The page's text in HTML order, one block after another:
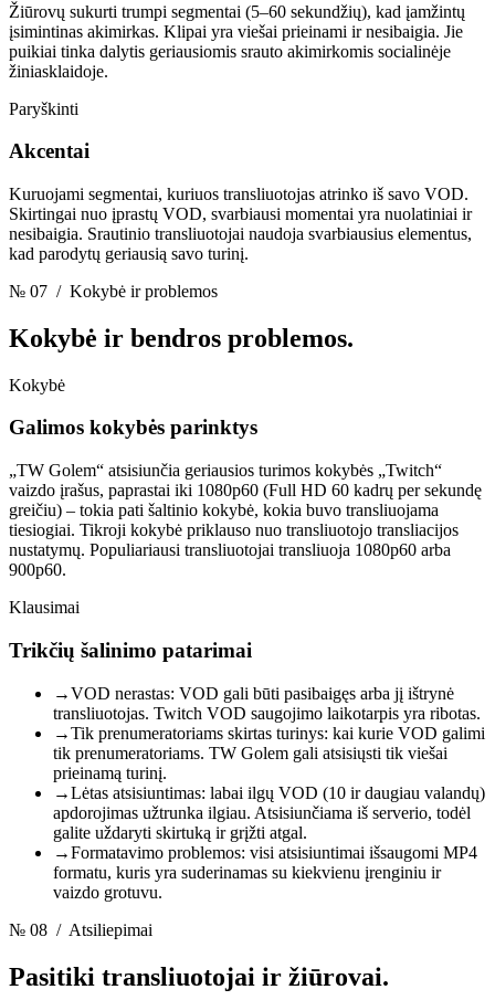
Žiūrovų sukurti trumpi segmentai (5–60 sekundžių), kad įamžintų
įsimintinas akimirkas. Klipai yra viešai prieinami ir nesibaigia. Jie
puikiai tinka dalytis geriausiomis srauto akimirkomis socialinėje
žiniasklaidoje.
Paryškinti
Akcentai
Kuruojami segmentai, kuriuos transliuotojas atrinko iš savo VOD.
Skirtingai nuo įprastų VOD, svarbiausi momentai yra nuolatiniai ir
nesibaigia. Srautinio transliuotojai naudoja svarbiausius elementus,
kad parodytų geriausią savo turinį.
№ 07 / Kokybė ir problemos
Kokybė ir bendros problemos.
Kokybė
Galimos kokybės parinktys
„TW Golem“ atsisiunčia geriausios turimos kokybės „Twitch“
vaizdo įrašus, paprastai iki 1080p60 (Full HD 60 kadrų per sekundę
greičiu) – tokia pati šaltinio kokybė, kokia buvo transliuojama
tiesiogiai. Tikroji kokybė priklauso nuo transliuotojo transliacijos
nustatymų. Populiariausi transliuotojai transliuoja 1080p60 arba
900p60.
Klausimai
Trikčių šalinimo patarimai
→VOD nerastas: VOD gali būti pasibaigęs arba jį ištrynė
transliuotojas. Twitch VOD saugojimo laikotarpis yra ribotas.
→Tik prenumeratoriams skirtas turinys: kai kurie VOD galimi
tik prenumeratoriams. TW Golem gali atsisiųsti tik viešai
prieinamą turinį.
→Lėtas atsisiuntimas: labai ilgų VOD (10 ir daugiau valandų)
apdorojimas užtrunka ilgiau. Atsisiunčiama iš serverio, todėl
galite uždaryti skirtuką ir grįžti atgal.
→Formatavimo problemos: visi atsisiuntimai išsaugomi MP4
formatu, kuris yra suderinamas su kiekvienu įrenginiu ir
vaizdo grotuvu.
№ 08 / Atsiliepimai
Pasitiki transliuotojai ir žiūrovai.